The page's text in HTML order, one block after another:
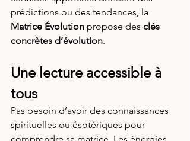
prédictions ou des tendances, la
Matrice Évolution propose des clés
concrètes d’évolution.
Une lecture accessible à
tous
Pas besoin d’avoir des connaissances
spirituelles ou ésotériques pour